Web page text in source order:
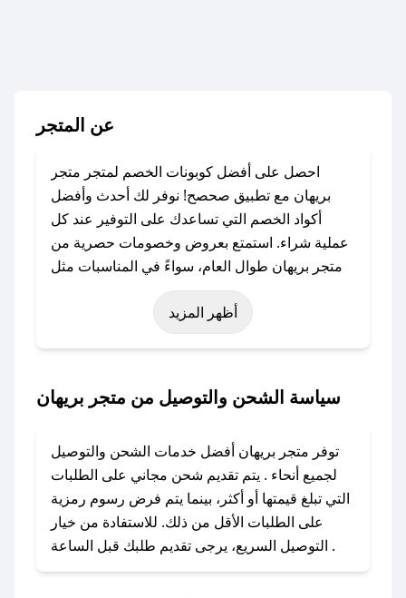
عن المتجر
احصل على أفضل كوبونات الخصم لمتجر متجر
بريهان مع تطبيق صحصح! نوفر لك أحدث وأفضل
أكواد الخصم التي تساعدك على التوفير عند كل
عملية شراء. استمتع بعروض وخصومات حصرية من
متجر بريهان طوال العام، سواءً في المناسبات مثل
عيد الفطر، عيد الأضحى، الجمعة البيضاء (شهر
نوفمبر)، رمضان، اليوم الوطني، يوم التأسيس، أو
حتى عروض خاصة أخرى.
باستخدام تطبيق صحصح، يمكنك العثور بسهولة على
تواصل معنا عبر تويتر أو البريد الإلكتروني لإضافته
بسرعة.
### كيفية استخدام كود خصم متجر بريهان؟
1. انسخ كود الخصم من تطبيق صحصح.
2. الصقه في خانة الدفع عند التسوق من متجر
أظهر المزيد
سياسة الشحن والتوصيل من متجر بريهان
توفر متجر بريهان أفضل خدمات الشحن والتوصيل
لجميع أنحاء . يتم تقديم شحن مجاني على الطلبات
التي تبلغ قيمتها أو أكثر، بينما يتم فرض رسوم رمزية
على الطلبات الأقل من ذلك. للاستفادة من خيار
التوصيل السريع، يرجى تقديم طلبك قبل الساعة .